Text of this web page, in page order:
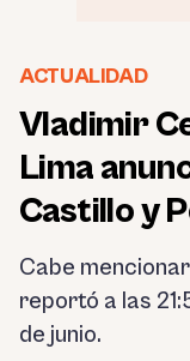
ACTUALIDAD
Vladimir
Lima
Castillo y
Cabe
reportó a las
de junio.